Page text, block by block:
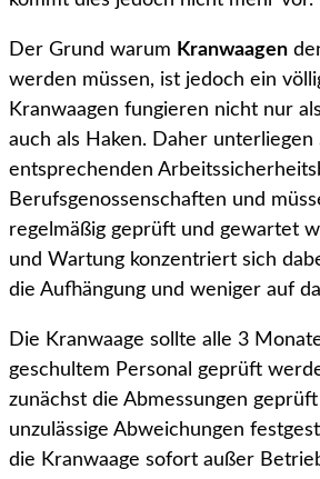
Der Grund warum Kranwaagen
werden müssen, ist jedoch ein
Kranwaagen fungieren nicht nur
auch als Haken. Daher unterliegen
entsprechenden
Berufsgenossenschaften und
regelmäßig geprüft und gewartet
und Wartung konzentriert sich
die Aufhängung und weniger auf
Die Kranwaage sollte alle 3
geschultem Personal geprüft
zunächst die Abmessungen
unzulässige Abweichungen
die Kranwaage sofort außer